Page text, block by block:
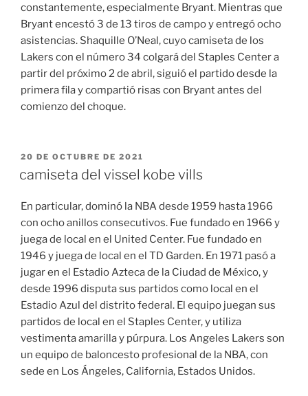
constantemente, especialmente Bryant. Mientras que
Bryant encestó 3 de 13 tiros de campo y entregó ocho
asistencias. Shaquille O’Neal, cuyo camiseta de los
Lakers con el número 34 colgará del Staples Center a
partir del próximo 2 de abril, siguió el partido desde la
primera fila y compartió risas con Bryant antes del
comienzo del choque.
PUBLICADO
20 DE OCTUBRE DE 2021
camiseta del vissel kobe vills
En particular, dominó la NBA desde 1959 hasta 1966
con ocho anillos consecutivos. Fue fundado en 1966 y
juega de local en el United Center. Fue fundado en
1946 y juega de local en el TD Garden. En 1971 pasó a
jugar en el Estadio Azteca de la Ciudad de México, y
desde 1996 disputa sus partidos como local en el
Estadio Azul del distrito federal. El equipo juegan sus
partidos de local en el Staples Center, y utiliza
vestimenta amarilla y púrpura. Los Angeles Lakers son
un equipo de baloncesto profesional de la NBA, con
sede en Los Ángeles, California, Estados Unidos.